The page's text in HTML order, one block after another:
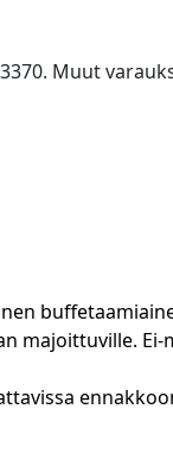
Muut
majoittuville.